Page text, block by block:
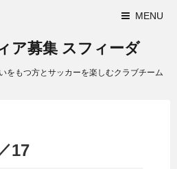
MENU
ア募集 スフィーダ
をもつ方とサッカーを楽しむクラブチーム
17